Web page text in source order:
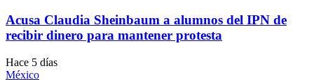
Acusa Claudia Sheinbaum a alumnos del IPN de
recibir dinero para mantener protesta
Hace 5 días
México